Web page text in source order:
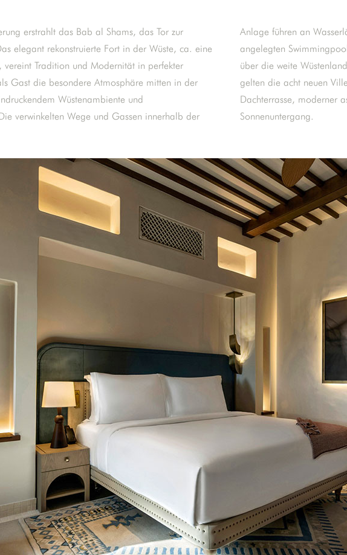
erstrahlt das Bab al Shams, das Tor zur
elegant rekonstruierte Fort in der Wüste, ca. eine
vereint Tradition und Modernität in perfekter
Gast die besondere Atmosphäre mitten in der
Wüstenambiente und
verwinkelten Wege und Gassen innerhalb der
und grünen Oasen vorbei, vom schön
im Zentrum der Hotelanlage schweift der Blick
bis zum Horizont. Als weitere Highlights
sowie die Pool-Bar und das Anwā-Restaurant mit
Küche und Blick auf den
Sonnenuntergang.